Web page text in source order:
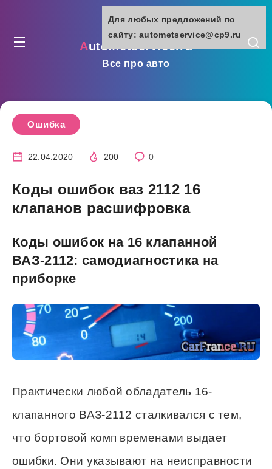
autometservice.ru
Все про авто
Ошибка
22.04.2020 200 0
Коды ошибок ваз 2112 16
клапанов расшифровка
Коды ошибок на 16 клапанной
ВАЗ-2112: самодиагностика на
приборке
Практически любой обладатель 16-
клапанного ВАЗ-2112 сталкивался с тем,
что бортовой комп временами выдает
ошибки. Они указывают на неисправности
Для любых предложений по
сайту: autometservice@cp9.ru